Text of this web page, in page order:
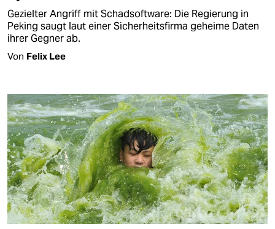
Gezielter Angriff mit Schadsoftware: Die Regierung in
Peking saugt laut einer Sicherheitsfirma geheime Daten
ihrer Gegner ab.
Von Felix Lee